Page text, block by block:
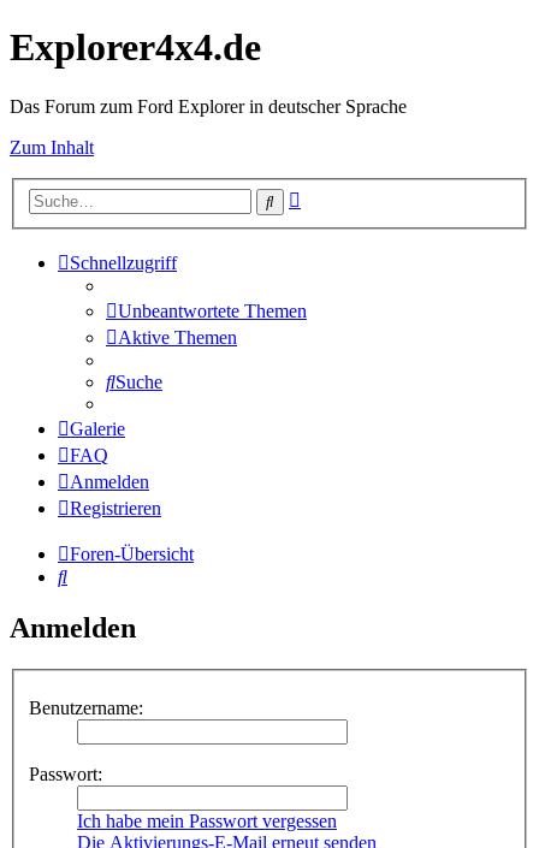
Explorer4x4.de
Das Forum zum Ford Explorer in deutscher Sprache
Zum Inhalt
Suche
Schnellzugriff
Unbeantwortete Themen
Aktive Themen
Suche
Galerie
FAQ
Anmelden
Registrieren
Foren-Übersicht
Suche
Anmelden
Benutzername:
Passwort:
Ich habe mein Passwort vergessen
Die Aktivierungs-E-Mail erneut senden